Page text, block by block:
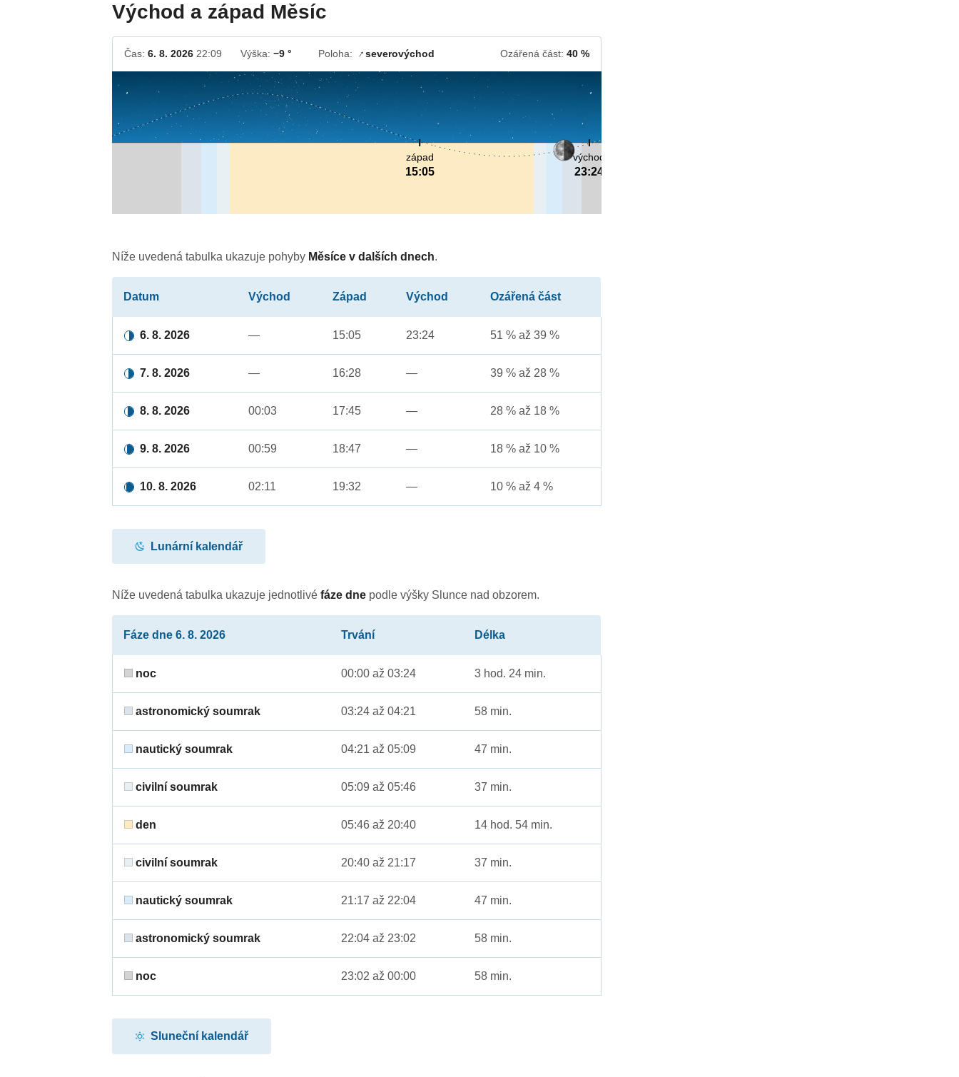
Východ a západ Měsíc
Čas:6. 8. 2026 22:09 Výška:−9 ° Poloha: ↓severovýchod Ozářená část: 40 %
východ
23:24
západ
15:05
Níže uvedená tabulka ukazuje pohyby Měsíce v dalších dnech.
Datum Východ Západ Východ Ozářená část
6. 8. 2026 — 15:05 23:24 51 % až 39 %
7. 8. 2026 — 16:28 — 39 % až 28 %
8. 8. 2026 00:03 17:45 — 28 % až 18 %
9. 8. 2026 00:59 18:47 — 18 % až 10 %
10. 8. 2026 02:11 19:32 — 10 % až 4 %
Lunární kalendář
Níže uvedená tabulka ukazuje jednotlivéfáze dne podle výšky Slunce nad obzorem.
Fáze dne 6. 8. 2026 Trvání Délka
noc 00:00 až 03:24 3 hod. 24 min.
astronomický soumrak 03:24 až 04:21 58 min.
nautický soumrak 04:21 až 05:09 47 min.
civilní soumrak 05:09 až 05:46 37 min.
den 05:46 až 20:40 14 hod. 54 min.
civilní soumrak 20:40 až 21:17 37 min.
nautický soumrak 21:17 až 22:04 47 min.
astronomický soumrak 22:04 až 23:02 58 min.
noc 23:02 až 00:00 58 min.
Sluneční kalendář